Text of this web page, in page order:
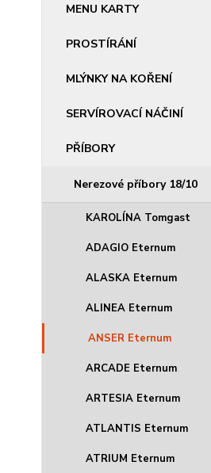
MENU KARTY
PROSTÍRÁNÍ
MLÝNKY NA KOŘENÍ
SERVÍROVACÍ NÁČINÍ
PŘÍBORY
Nerezové příbory 18/10
KAROLÍNA Tomgast
ADAGIO Eternum
ALASKA Eternum
ALINEA Eternum
ANSER Eternum
ARCADE Eternum
ARTESIA Eternum
ATLANTIS Eternum
ATRIUM Eternum